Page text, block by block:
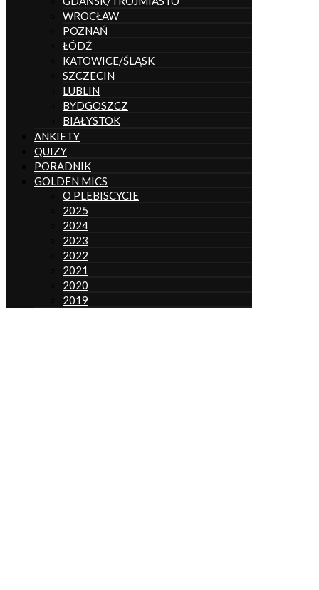
WROCŁAW
POZNAŃ
ŁÓDŹ
KATOWICE/ŚLĄSK
SZCZECIN
LUBLIN
BYDGOSZCZ
BIAŁYSTOK
ANKIETY
QUIZY
PORADNIK
GOLDEN MICS
O PLEBISCYCIE
2025
2024
2023
2022
2021
2020
2019